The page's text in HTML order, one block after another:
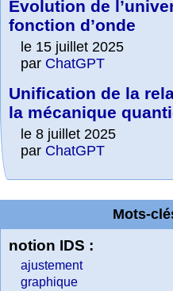
Évolution de
fonction d’onde
le 15 juillet 2025
par ChatGPT
Unification de la
la mécanique
le 8 juillet 2025
par ChatGPT
Mots-
notion IDS :
ajustement
graphique